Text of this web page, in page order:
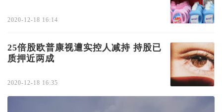
2020-12-18 16:14
25倍股欧普康视遭实控人减持 持股已
质押近两成
2020-12-18 16:35